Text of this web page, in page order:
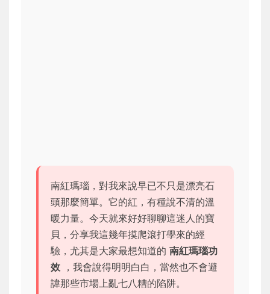
南紅瑪瑙，對我來說早已不只是漂亮石
頭那麼簡單。它的紅，有種說不清的溫
暖力量。今天就來好好聊聊這迷人的寶
貝，分享我這幾年摸爬滾打學來的經
驗，尤其是大家最想知道的 南紅瑪瑙功
效 ，我會說得明明白白，當然也不會避
諱那些市場上亂七八糟的陷阱。